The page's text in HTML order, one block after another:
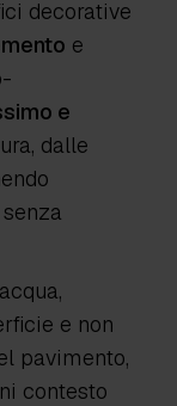
decorative
e
e
dalle
e non
pavimento,
contesto